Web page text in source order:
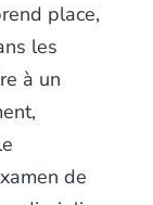
place,
les
à un
de